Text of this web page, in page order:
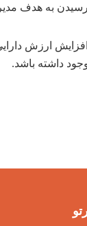
رسیدن به هدف
ارزش
داشته باشد.